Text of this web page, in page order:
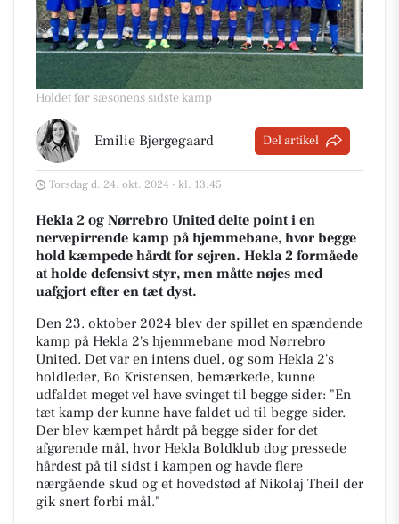
Holdet før sæsonens sidste kamp
Emilie Bjergegaard Del artikel
Torsdag d. 24. okt. 2024 - kl. 13:45
Hekla 2 og Nørrebro United delte point i en
nervepirrende kamp på hjemmebane, hvor begge
hold kæmpede hårdt for sejren. Hekla 2 formåede
at holde defensivt styr, men måtte nøjes med
uafgjort efter en tæt dyst.
Den 23. oktober 2024 blev der spillet en spændende
kamp på Hekla 2's hjemmebane mod Nørrebro
United. Det var en intens duel, og som Hekla 2's
holdleder, Bo Kristensen, bemærkede, kunne
udfaldet meget vel have svinget til begge sider: "En
tæt kamp der kunne have faldet ud til begge sider.
Der blev kæmpet hårdt på begge sider for det
afgørende mål, hvor Hekla Boldklub dog pressede
hårdest på til sidst i kampen og havde flere
nærgående skud og et hovedstød af Nikolaj Theil der
gik snert forbi mål."